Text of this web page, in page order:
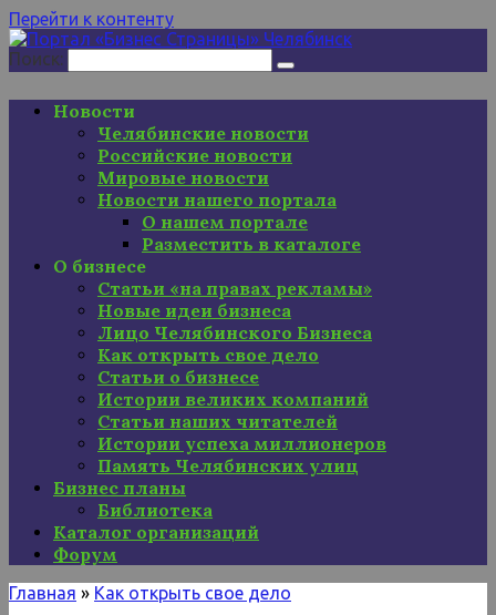
Перейти к контенту
Поиск:
Новости
Челябинские новости
Российские новости
Мировые новости
Новости нашего портала
О нашем портале
Разместить в каталоге
О бизнесе
Статьи «на правах рекламы»
Новые идеи бизнеса
Лицо Челябинского Бизнеса
Как открыть свое дело
Статьи о бизнесе
Истории великих компаний
Статьи наших читателей
Истории успеха миллионеров
Память Челябинских улиц
Бизнес планы
Библиотека
Каталог организаций
Форум
Главная » Как открыть свое дело